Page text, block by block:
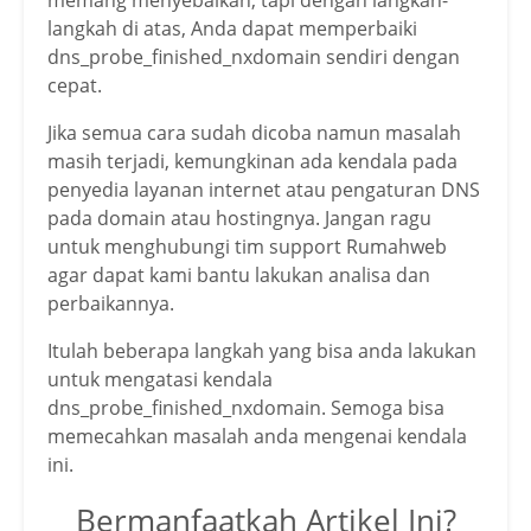
langkah di atas, Anda dapat memperbaiki
dns_probe_finished_nxdomain sendiri dengan
cepat.
Jika semua cara sudah dicoba namun masalah
masih terjadi, kemungkinan ada kendala pada
penyedia layanan internet atau pengaturan DNS
pada domain atau hostingnya. Jangan ragu
untuk menghubungi tim support Rumahweb
agar dapat kami bantu lakukan analisa dan
perbaikannya.
Itulah beberapa langkah yang bisa anda lakukan
untuk mengatasi kendala
dns_probe_finished_nxdomain. Semoga bisa
memecahkan masalah anda mengenai kendala
ini.
Bermanfaatkah Artikel Ini?